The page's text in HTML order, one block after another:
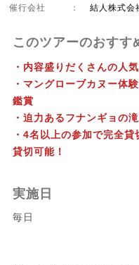
催行会社
： 結人株式会
このツアーのおすす
・内容盛りだくさんの人
・マングローブカヌー体
鑑賞
・迫力あるフナンギョの
・4名以上の参加で完全
貸切可能！
実施日
毎日